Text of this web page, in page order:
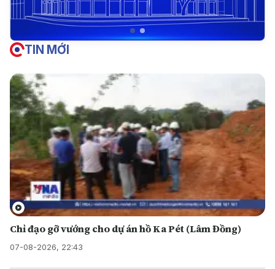
TIN MỚI
Chỉ đạo gỡ vướng cho dự án hồ Ka Pét (Lâm Đồng)
07-08-2026, 22:43